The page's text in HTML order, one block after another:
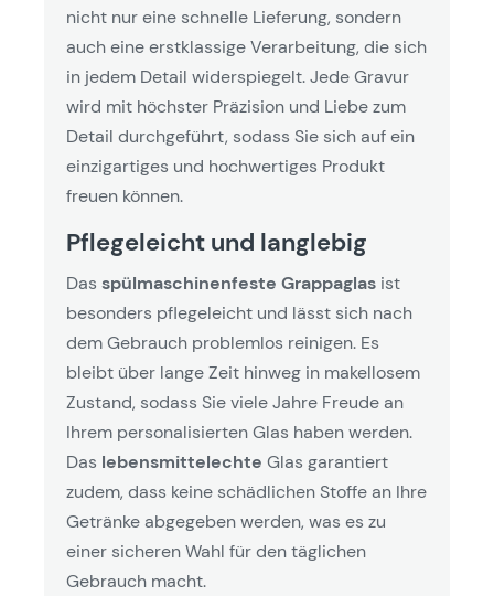
nicht nur eine schnelle Lieferung, sondern
auch eine erstklassige Verarbeitung, die sich
in jedem Detail widerspiegelt. Jede Gravur
wird mit höchster Präzision und Liebe zum
Detail durchgeführt, sodass Sie sich auf ein
einzigartiges und hochwertiges Produkt
freuen können.
Pflegeleicht und langlebig
Das spülmaschinenfeste Grappaglas ist
besonders pflegeleicht und lässt sich nach
dem Gebrauch problemlos reinigen. Es
bleibt über lange Zeit hinweg in makellosem
Zustand, sodass Sie viele Jahre Freude an
Ihrem personalisierten Glas haben werden.
Das lebensmittelechte Glas garantiert
zudem, dass keine schädlichen Stoffe an Ihre
Getränke abgegeben werden, was es zu
einer sicheren Wahl für den täglichen
Gebrauch macht.